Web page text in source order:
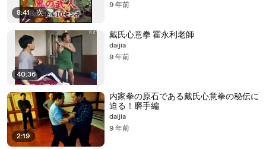
8:41 | 次
9 年前
40:36
戴氏心意拳 霍永利老師
daijia
9 年前
2:19
内家拳の原石である戴氏心意拳の秘伝に
迫る！磨手編
daijia
9 年前